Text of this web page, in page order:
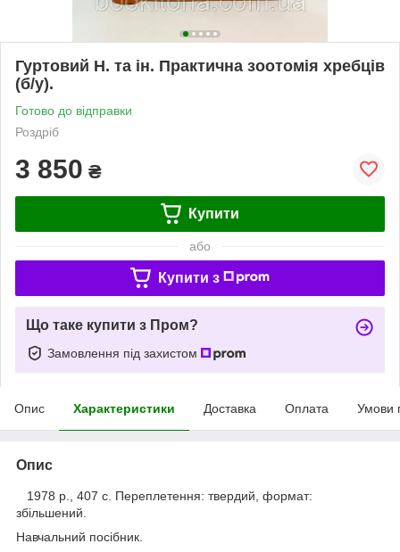
Гуртовий Н. та ін. Практична зоотомія хребців
(б/у).
Готово до відправки
Роздріб
3 850 ₴
Купити
або
Купити з
Що таке купити з Пром?
Замовлення під захистом
Опис Характеристики Доставка Оплата Умови
Опис
1978 р., 407 с. Переплетення: твердий, формат:
збільшений.
Навчальний посібник.